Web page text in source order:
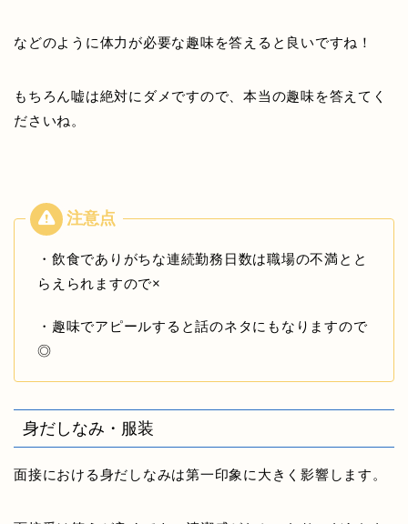
などのように体力が必要な趣味を答えると良いですね！
もちろん嘘は絶対にダメですので、本当の趣味を答えてく
ださいね。
・飲食でありがちな連続勤務日数は職場の不満とと
らえられますので×
・趣味でアピールすると話のネタにもなりますので
◎
身だしなみ・服装
面接における身だしなみは第一印象に大きく影響します。